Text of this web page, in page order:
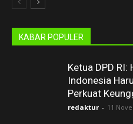
KABAR POPULER
Ketua DPD RI:
Indonesia
Perkuat
redaktur - 11